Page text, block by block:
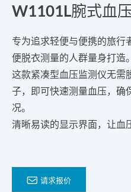
W1101L腕式血
专为追求轻便与便携的旅行
便脱衣测量的人群量身打造。
这款紧凑型血压监测仪无需
子，即可快速测量血压，确
况。
清晰易读的显示界面，让血
 请求报价